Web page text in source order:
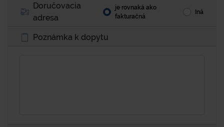
Doručovacia
adresa
je rovnaká ako
fakturačná
Iná
Poznámka k dopytu